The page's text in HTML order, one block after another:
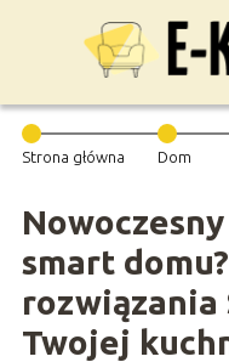
Strona główna Dom
smart
rozwiązania
Twojej